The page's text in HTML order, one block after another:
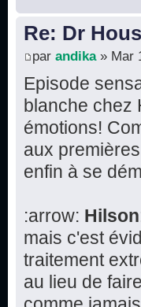
Re: Dr
par andika» Mar
Episode
blanche chez
émotions!
aux
enfin à se
:arrow: Hilson
mais c'est
traitement
au lieu de